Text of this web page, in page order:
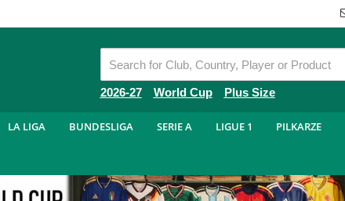
2026-27 World Cup Plus Size
LA LIGA BUNDESLIGA SERIE A LIGUE 1 PILKARZE